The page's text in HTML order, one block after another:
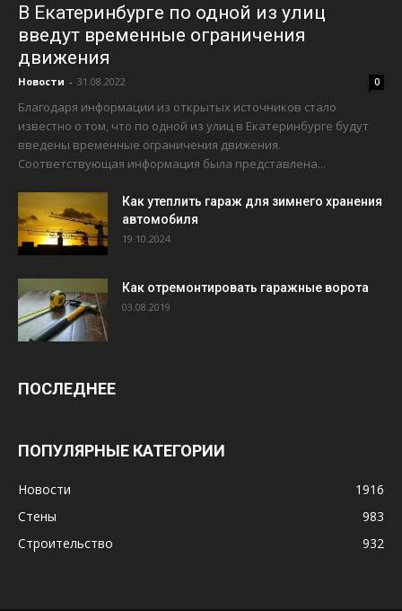
В Екатеринбурге по одной из улиц
введут временные ограничения
движения
Новости - 31.08.2022 0
Благодаря информации из открытых источников стало
известно о том, что по одной из улиц в Екатеринбурге будут
введены временные ограничения движения.
Соответствующая информация была представлена...
Как утеплить гараж для зимнего хранения
автомобиля
19.10.2024
Как отремонтировать гаражные ворота
03.08.2019
ПОСЛЕДНЕЕ
ПОПУЛЯРНЫЕ КАТЕГОРИИ
Новости
1916
Стены
983
Строительство
932